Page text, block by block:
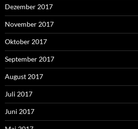
Dezember 2017
November 2017
Oktober 2017
September 2017
August 2017
Juli 2017
Juni 2017